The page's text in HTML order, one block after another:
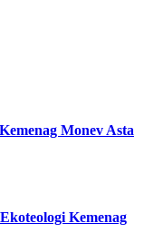
Monev Asta
Kemenag